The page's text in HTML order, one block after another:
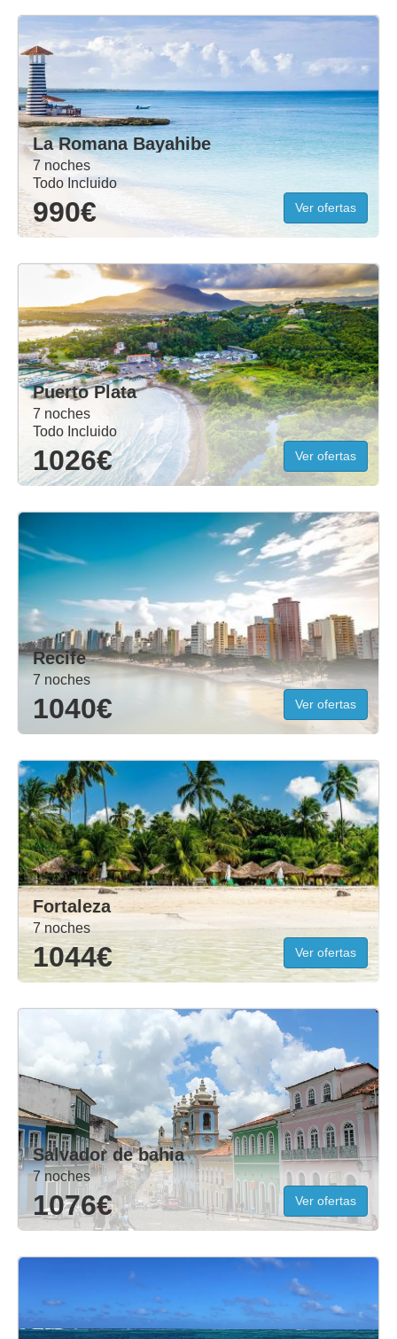
La Romana Bayahibe
7 noches
Todo Incluido
990€ Ver ofertas
Puerto Plata
7 noches
Todo Incluido
1026€ Ver ofertas
Recife
7 noches
1040€ Ver ofertas
Fortaleza
7 noches
1044€ Ver ofertas
Salvador de bahia
7 noches
1076€ Ver ofertas